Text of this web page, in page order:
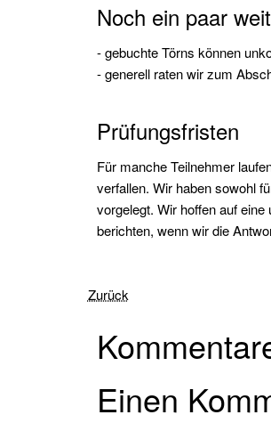
Noch ein paar
- gebuchte Törns können
- generell raten wir zum
Prüfungsfristen
Für manche Teilnehmer
verfallen. Wir haben sowohl
vorgelegt. Wir hoffen auf
berichten, wenn wir die
Zurück
Einen